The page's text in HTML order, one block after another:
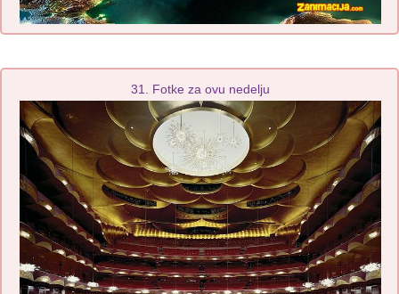
31. Fotke za ovu nedelju